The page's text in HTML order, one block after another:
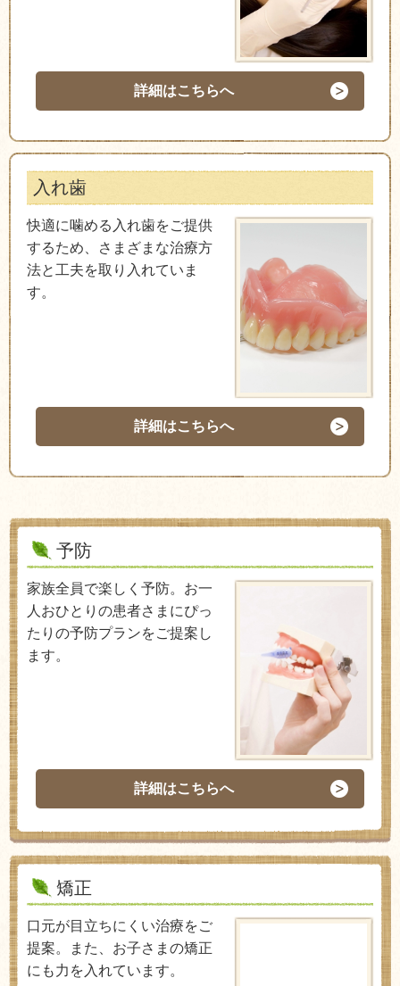
詳細はこちらへ
入れ歯
快適に噛める入れ歯をご提供
するため、さまざまな治療方
法と工夫を取り入れていま
す。
詳細はこちらへ
予防
家族全員で楽しく予防。お一
人おひとりの患者さまにぴっ
たりの予防プランをご提案し
ます。
詳細はこちらへ
矯正
口元が目立ちにくい治療をご
提案。また、お子さまの矯正
にも力を入れています。